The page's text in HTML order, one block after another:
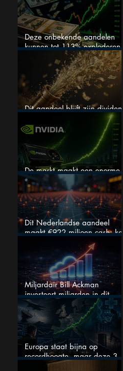
Deze onbekende aandelen
kunnen tot 113% exploderen
(één springt eruit)
Dit aandeel blijft zijn dividend
verhogen, wat er ook gebeurt
De markt maakt een enorme
fout bij Nvidia
Dit Nederlandse aandeel
maakt €922 miljoen cash: kan
dit dividendaandeel blijven
Miljardair Bill Ackman
investeert miljarden in dit
techaandeel
Europa staat bijna op
recordhoogte, maar deze 3
sectoren vallen nu op